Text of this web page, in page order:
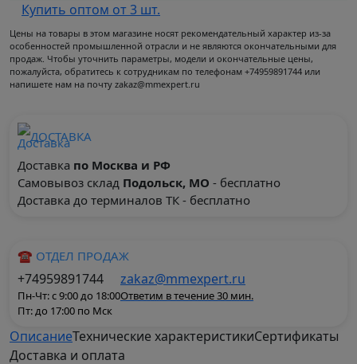
Купить оптом от 3 шт.
Цены на товары в этом магазине носят рекомендательный характер из-за
особенностей промышленной отрасли и не являются окончательными для
продаж. Чтобы уточнить параметры, модели и окончательные цены,
пожалуйста, обратитесь к сотрудникам по телефонам +74959891744 или
напишете нам на почту zakaz@mmexpert.ru
ДОСТАВКА
Доставка по Москва и РФ
Самовывоз склад Подольск, МО - бесплатно
Доставка до терминалов ТК - бесплатно
☎ ОТДЕЛ ПРОДАЖ
+74959891744
Пн-Чт: с 9:00 до 18:00
Пт: до 17:00 по Мск
zakaz@mmexpert.ru
Ответим в течение 30 мин.
ОписаниеТехнические характеристикиСертификаты
Доставка и оплата